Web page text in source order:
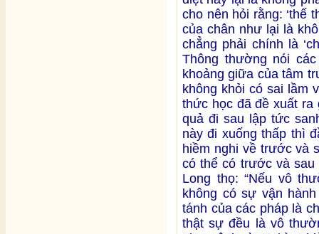
cho nên hỏi rằng: ‘thế
của chân như lại là
chẳng phải chính là
Thông thường nói
khoảng giữa của tâm
không khỏi có sai lầm
thức học đã đề xuất ra
quả đi sau lập tức
này đi xuống thấp thì
hiềm nghi về trước và
có thể có trước và
Long thọ: “Nếu vô
không có sự vận
tánh của các pháp là
thật sự đều là vô